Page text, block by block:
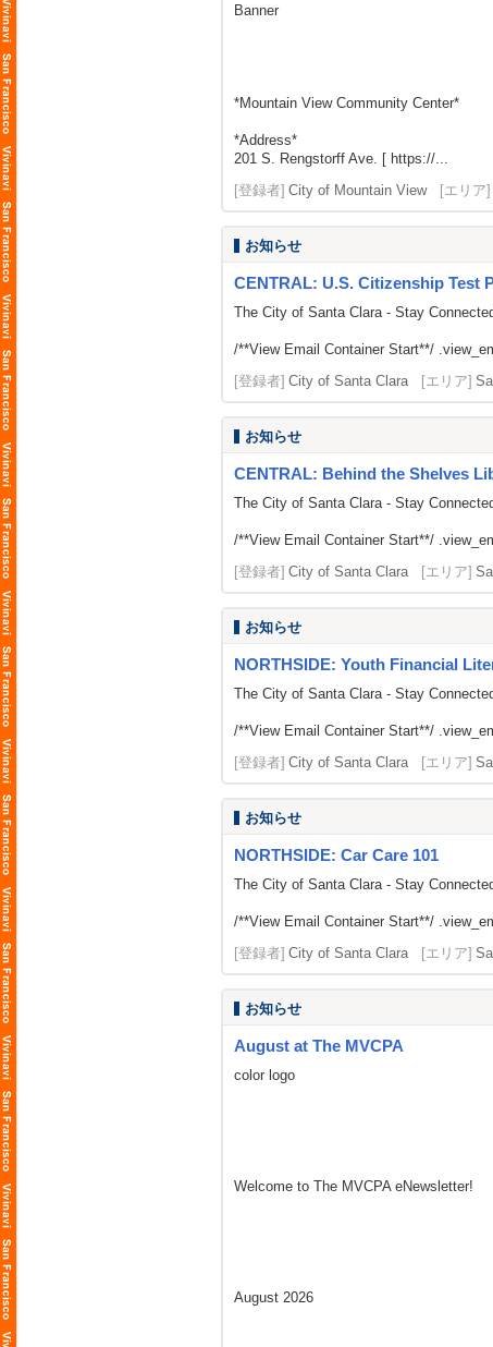
Banner
*Mountain View Community Center*
*Address*
201 S. Rengstorff Ave. [ https://...
[登録者] City of Mountain View [エリア]
お知らせ
CENTRAL: U.S. Citizenship Test
The City of Santa Clara - Stay
/**View Email Container Start**/
[登録者] City of Santa Clara [エリア]
お知らせ
CENTRAL: Behind the Shelves
The City of Santa Clara - Stay
/**View Email Container Start**/
[登録者] City of Santa Clara [エリア]
お知らせ
NORTHSIDE: Youth Financial
The City of Santa Clara - Stay
/**View Email Container Start**/
[登録者] City of Santa Clara [エリア]
お知らせ
NORTHSIDE: Car Care 101
The City of Santa Clara - Stay
/**View Email Container Start**/
[登録者] City of Santa Clara [エリア]
お知らせ
August at The MVCPA
color logo
Welcome to The MVCPA eNewsletter!
August 2026